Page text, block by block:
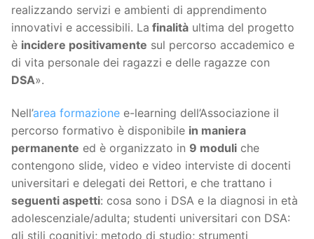
realizzando servizi e ambienti di apprendimento
innovativi e accessibili. La finalità ultima del progetto
è incidere positivamente sul percorso accademico e
di vita personale dei ragazzi e delle ragazze con
DSA».
Nell’area formazione e-learning dell’Associazione il
percorso formativo è disponibile in maniera
permanente ed è organizzato in 9 moduli che
contengono slide, video e video interviste di docenti
universitari e delegati dei Rettori, e che trattano i
seguenti aspetti: cosa sono i DSA e la diagnosi in età
adolescenziale/adulta; studenti universitari con DSA:
gli stili cognitivi; metodo di studio; strumenti